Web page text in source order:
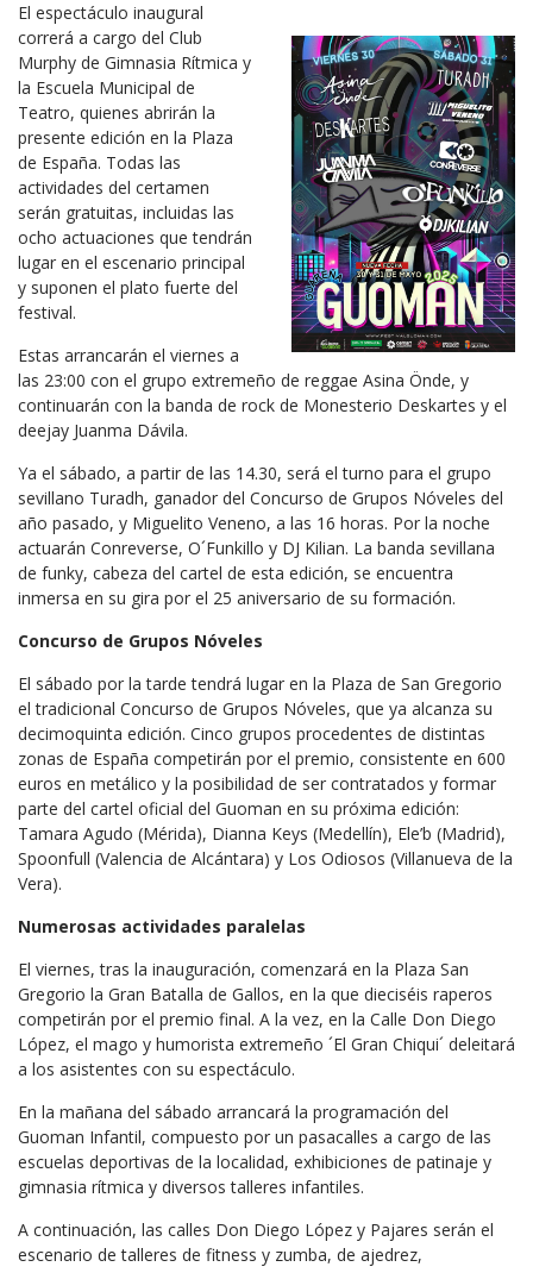
El espectáculo inaugural
correrá a cargo del Club
Murphy de Gimnasia Rítmica y
la Escuela Municipal de
Teatro, quienes abrirán la
presente edición en la Plaza
de España. Todas las
actividades del certamen
serán gratuitas, incluidas las
ocho actuaciones que tendrán
lugar en el escenario principal
y suponen el plato fuerte del
festival.
Estas arrancarán el viernes a
las 23:00 con el grupo extremeño de reggae Asina Önde, y
continuarán con la banda de rock de Monesterio Deskartes y el
deejay Juanma Dávila.
Ya el sábado, a partir de las 14.30, será el turno para el grupo
sevillano Turadh, ganador del Concurso de Grupos Nóveles del
año pasado, y Miguelito Veneno, a las 16 horas. Por la noche
actuarán Conreverse, O´Funkillo y DJ Kilian. La banda sevillana
de funky, cabeza del cartel de esta edición, se encuentra
inmersa en su gira por el 25 aniversario de su formación.
Concurso de Grupos Nóveles
El sábado por la tarde tendrá lugar en la Plaza de San Gregorio
el tradicional Concurso de Grupos Nóveles, que ya alcanza su
decimoquinta edición. Cinco grupos procedentes de distintas
zonas de España competirán por el premio, consistente en 600
euros en metálico y la posibilidad de ser contratados y formar
parte del cartel oficial del Guoman en su próxima edición:
Tamara Agudo (Mérida), Dianna Keys (Medellín), Ele’b (Madrid),
Spoonfull (Valencia de Alcántara) y Los Odiosos (Villanueva de la
Vera).
Numerosas actividades paralelas
El viernes, tras la inauguración, comenzará en la Plaza San
Gregorio la Gran Batalla de Gallos, en la que dieciséis raperos
competirán por el premio final. A la vez, en la Calle Don Diego
López, el mago y humorista extremeño ´El Gran Chiqui´ deleitará
a los asistentes con su espectáculo.
En la mañana del sábado arrancará la programación del
Guoman Infantil, compuesto por un pasacalles a cargo de las
escuelas deportivas de la localidad, exhibiciones de patinaje y
gimnasia rítmica y diversos talleres infantiles.
A continuación, las calles Don Diego López y Pajares serán el
escenario de talleres de fitness y zumba, de ajedrez,